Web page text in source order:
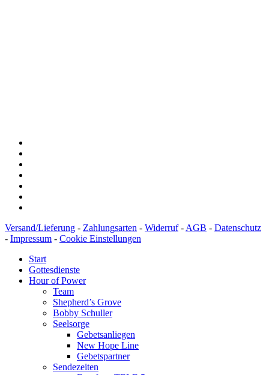
Versand/Lieferung - Zahlungsarten - Widerruf- AGB - Datenschutz
- Impressum - Cookie Einstellungen
Start
Gottesdienste
Hour of Power
Team
Shepherd’s Grove
Bobby Schuller
Seelsorge
Gebetsanliegen
New Hope Line
Gebetspartner
Sendezeiten